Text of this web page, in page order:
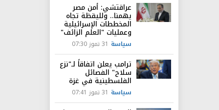
عراقتشي: أمن مصر
يهمنا.. ولليقظة تجاه
المخططات الإسرائيلية
وعمليات "العلم الزائف"
سياسة 31 تموز 07:30
ترامب يعلن اتفاقاً لـ"نزع
سلاح" الفصائل
الفلسطينية في غزة
سياسة 31 تموز 07:41